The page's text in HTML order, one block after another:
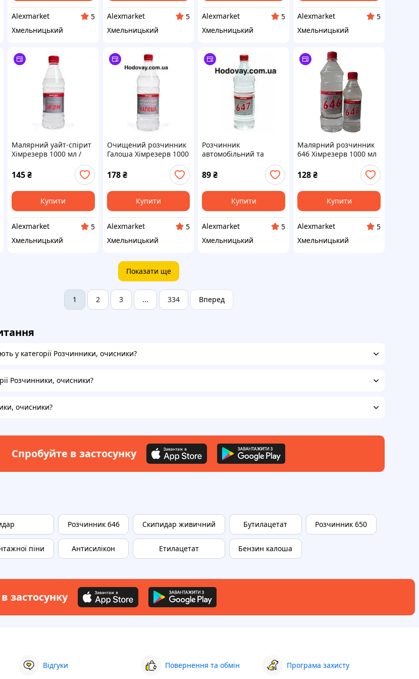
Alexmarket
5
Хмельницький
Alexmarket
5
Хмельницький
Alexmarket
5
Хмельницький
Alexmarket
5
Хмельницький
Малярний уайт-спірит
Хімрезерв 1000 мл /
0.67 кг очищений для
розведення фарби
145₴
Купити
Alexmarket
5
Хмельницький
Очищений розчинник
Галоша Хімрезерв 1000
делікатного
знежирення
178 ₴
Купити
Alexmarket
5
Хмельницький
Розчинник
автомобільний та
Хімрезерв 0,5л (0,39кг)
в ПЕТ
89₴
Купити
Alexmarket
5
Хмельницький
Малярний розчинник
646 Хімрезерв 1000 мл
/ 0.66 кг оригінал для
знежирення та фарби,
без прекурсорів
128₴
Купити
Alexmarket
5
Хмельницький
Показати ще
1 2 3 ... 334 Вперед
у категорії Розчинники, очисники?
Розчинники, очисники?
очисники?
Спробуйте в застосунку
піни
Розчинник 646
Антисилікон
Скипидар живичний
Етилацетат
Бутилацетат
Бензин калоша
Розчинник 650
застосунку
Відгуки Повернення та обмін Програма захисту